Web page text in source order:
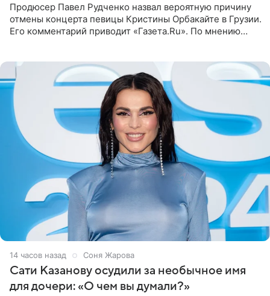
Продюсер Павел Рудченко назвал вероятную причину
отмены концерта певицы Кристины Орбакайте в Грузии.
Его комментарий приводит «Газета.Ru». По мнению
14 часов назад Соня Жарова
Сати Казанову осудили за необычное имя
для дочери: «О чем вы думали?»